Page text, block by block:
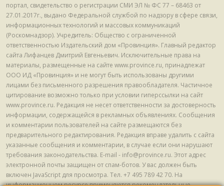
портал, свидетельство о регистрации СМИ ЭЛ № ФС 77 – 68463 от
27.01.2017г., выдано Федеральной службой по надзору в сфере связи,
информационных технологий и массовых коммуникаций
(Роскомнадзор). Учредитель: Общество с ограниченной
ответственностью Издательский дом «Провинция». Главный редактор
сайта Лифанцев Дмитрий Евгеньевич. Исключительные права на
материалы, размещенные на сайте www.province.ru, принадлежат
ООО ИД «Провинция» и не могут быть использованы другими
лицами без письменного разрешения правообладателя. Частичное
цитирование возможно только при условии гиперссылки на сайт
www.province.ru. Редакция не несет ответственности за достоверность
информации, содержащейся в рекламных объявлениях. Сообщения
и комментарии пользователей на сайте размещаются без
предварительного редактирования. Редакция вправе удалить с сайта
указанные сообщения и комментарии, в случае если они нарушают
требования законодательства. E-mail - info@province.ru. Этот адрес
электронной почты защищен от спам-ботов. У вас должен быть
включен JavaScript для просмотра. Tел. +7 495 789 42 70. На